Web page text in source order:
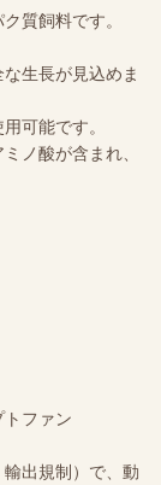
質飼料です。
生長が見込めま
可能です。
ノ酸が含まれ、
トファン
出規制）で、動